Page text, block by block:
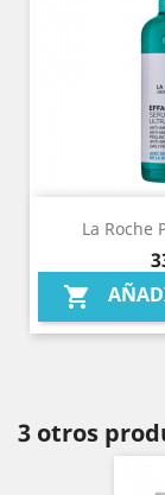
La Roche

3 otros